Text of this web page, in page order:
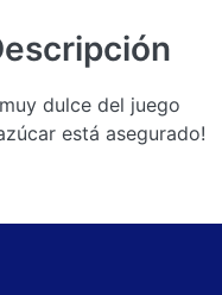
dulce del juego
está asegurado!